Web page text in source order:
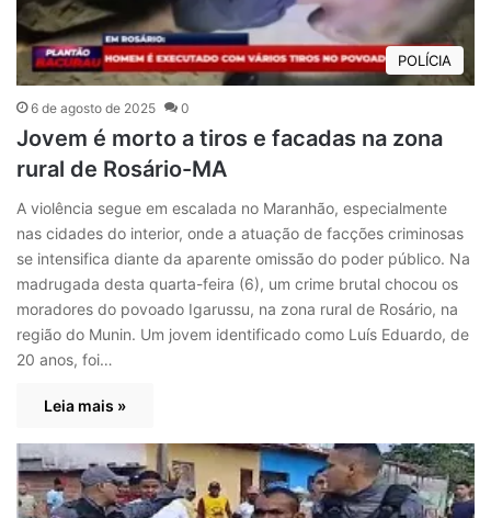
POLÍCIA
6 de agosto de 2025 0
Jovem é morto a tiros e facadas na zona
rural de Rosário-MA
A violência segue em escalada no Maranhão, especialmente
nas cidades do interior, onde a atuação de facções criminosas
se intensifica diante da aparente omissão do poder público. Na
madrugada desta quarta-feira (6), um crime brutal chocou os
moradores do povoado Igarussu, na zona rural de Rosário, na
região do Munin. Um jovem identificado como Luís Eduardo, de
20 anos, foi…
Leia mais »